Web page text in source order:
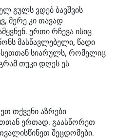
გულს ვდებ ბავშვის
მერე კი თავად
ერთი რჩევა ისიც
მასწავლებელი, წადი
სიარულს, რომელიც
თუკი დღეს ეს
თქვენი აზრები
ერთად. გაასწორეთ
შეცდომები.